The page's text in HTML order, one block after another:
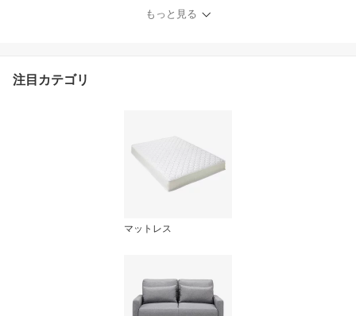
器 スライダー KWS-B1
ドウシシャ DOSHISHA
もっと見る
注目カテゴリ
マットレス